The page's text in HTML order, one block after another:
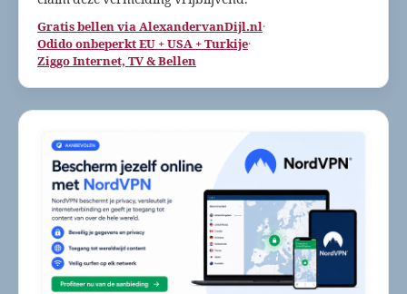
Gratis bellen via AlexandervanDijl.nl·
Odido onbeperkt EU + USA + Turkije·
Ziggo Internet, TV & Bellen